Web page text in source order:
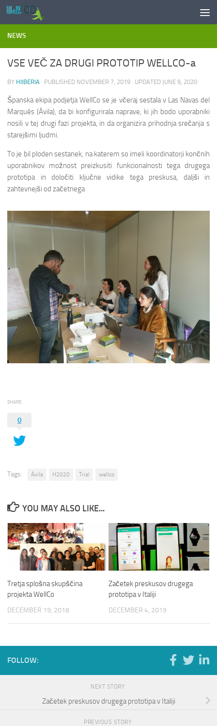
Skip to content
NEWS
VSE VEČ ZA DRUGI PROTOTIP WELLCO-a
BY HIIBERIA · PUBLISHED NOVEMBER 7, 2019 · UPDATED JUNE 9, 2020
Španska ekipa podjetja WellCo se je včeraj sestala v Las Navas del
Marqués (Ávila), da bi konfigurirala naprave, ki jih bodo uporabniki
nosili v tej drugi fazi projekta, in da organizira prihodnja srečanja s
starejšimi ljudmi.
To je bil ploden sestanek, na katerem so imeli koordinatorji končnih
uporabnikov možnost preizkusiti funkcionalnosti tega drugega
prototipa in določiti ključne vidike tega preskusa, daljši in
zahtevnejši od začetnega
SHARE
0
Tags: Ávila H2020 Trial wellco
YOU MAY ALSO LIKE...
Tretja splošna skupščina
projekta WellCo
DECEMBER 19, 2018
Začetek preskusov drugega
prototipa v Italiji
DECEMBER 4, 2019
FOLLOW:
NEXT STORY
Začetek preskusov drugega prototipa v Italiji
PREVIOUS STORY